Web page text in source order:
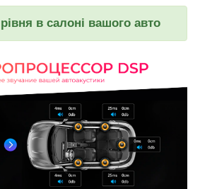
в салоні вашого авто